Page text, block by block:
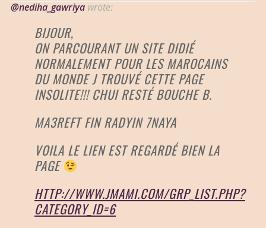
@nediha_gawriya wrote:
BIJOUR,
ON PARCOURANT UN SITE DIDIÉ
NORMALEMENT POUR LES MAROCAINS
DU MONDE J TROUVÉ CETTE PAGE
INSOLITE!!! CHUI RESTÉ BOUCHE B.
MA3REFT FIN RADYIN 7NAYA
VOILA LE LIEN EST REGARDÉ BIEN LA
PAGE
HTTP://WWW.JMAMI.COM/GRP_LIST.PHP?
CATEGORY_ID=6